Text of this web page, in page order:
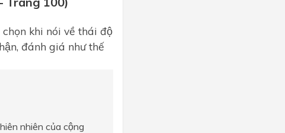
khi nói về thái độ
đánh giá như thế
nhiên của cộng